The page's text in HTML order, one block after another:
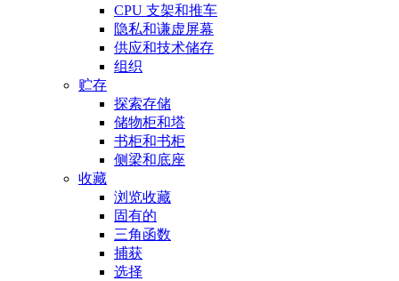
CPU 支架和推车
隐私和谦虚屏幕
供应和技术储存
组织
贮存
探索存储
储物柜和塔
书柜和书柜
侧梁和底座
收藏
浏览收藏
固有的
三角函数
捕获
选择